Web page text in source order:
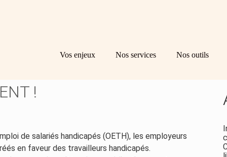
Vos enjeux Nos services Nos outils
!
de salariés handicapés (OETH), les employeurs
en faveur des travailleurs handicapés.